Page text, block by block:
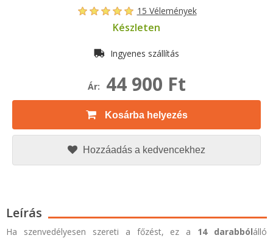
15 Vélemények
Készleten
Ingyenes szállítás
Ár: 44 900 Ft
Kosárba helyezés
Hozzáadás a kedvencekhez
Leírás
Ha szenvedélyesen szereti a főzést, ez a 14 darabbólálló